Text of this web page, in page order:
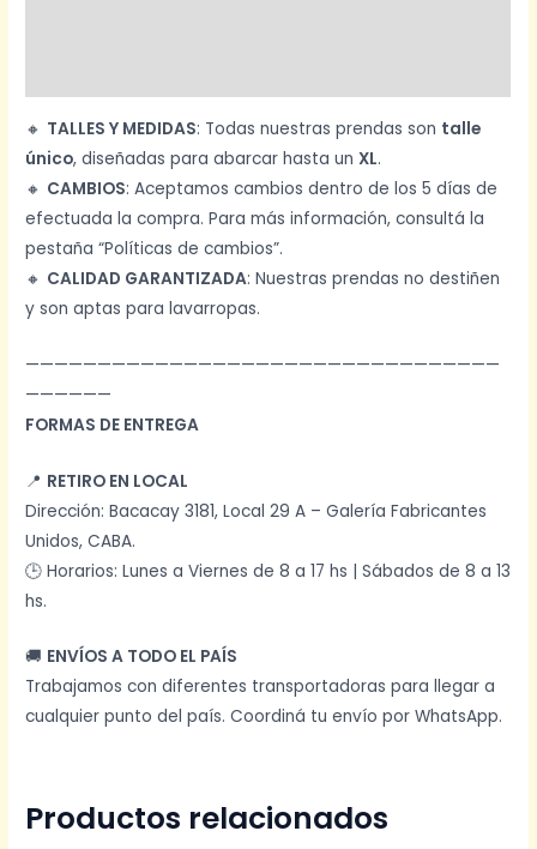
🔸 TALLES Y MEDIDAS: Todas nuestras prendas son talle
único, diseñadas para abarcar hasta unXL.
🔸 CAMBIOS: Aceptamos cambios dentro de los 5 días de
efectuada la compra. Para más información, consultá la
pestaña “Políticas de cambios”.
🔸 CALIDAD GARANTIZADA: Nuestras prendas no destiñen
y son aptas para lavarropas.
—————————————————————————————————
——————
FORMAS DE ENTREGA
📍 RETIRO EN LOCAL
Dirección: Bacacay 3181, Local 29 A – Galería Fabricantes
Unidos, CABA.
🕒 Horarios: Lunes a Viernes de 8 a 17 hs | Sábados de 8 a 13
hs.
🚚 ENVÍOS A TODO EL PAÍS
Trabajamos con diferentes transportadoras para llegar a
cualquier punto del país. Coordiná tu envío por WhatsApp.
Productos relacionados